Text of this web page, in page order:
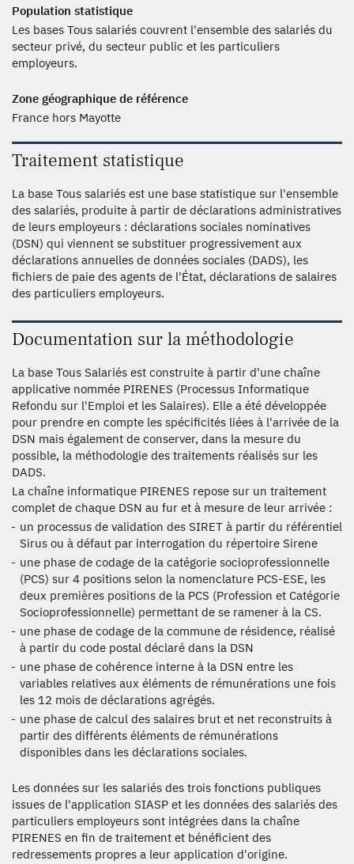
Population statistique
Les bases Tous salariés couvrent l'ensemble des salariés du
secteur privé, du secteur public et les particuliers
employeurs.
Zone géographique de référence
France hors Mayotte
Traitement statistique
La base Tous salariés est une base statistique sur l'ensemble
des salariés, produite à partir de déclarations administratives
de leurs employeurs : déclarations sociales nominatives
(DSN) qui viennent se substituer progressivement aux
déclarations annuelles de données sociales (DADS), les
fichiers de paie des agents de l'État, déclarations de salaires
des particuliers employeurs.
Documentation sur la méthodologie
La base Tous Salariés est construite à partir d'une chaîne
applicative nommée PIRENES (Processus Informatique
Refondu sur l'Emploi et les Salaires). Elle a été développée
pour prendre en compte les spécificités liées à l'arrivée de la
DSN mais également de conserver, dans la mesure du
possible, la méthodologie des traitements réalisés sur les
DADS.
La chaîne informatique PIRENES repose sur un traitement
complet de chaque DSN au fur et à mesure de leur arrivée :
un processus de validation des SIRET à partir du référentiel
Sirus ou à défaut par interrogation du répertoire Sirene
une phase de codage de la catégorie socioprofessionnelle
(PCS) sur 4 positions selon la nomenclature PCS-ESE, les
deux premières positions de la PCS (Profession et Catégorie
Socioprofessionnelle) permettant de se ramener à la CS.
une phase de codage de la commune de résidence, réalisé
à partir du code postal déclaré dans la DSN
une phase de cohérence interne à la DSN entre les
variables relatives aux éléments de rémunérations une fois
les 12 mois de déclarations agrégés.
une phase de calcul des salaires brut et net reconstruits à
partir des différents éléments de rémunérations
disponibles dans les déclarations sociales.
Les données sur les salariés des trois fonctions publiques
issues de l'application SIASP et les données des salariés des
particuliers employeurs sont intégrées dans la chaîne
PIRENES en fin de traitement et bénéficient des
redressements propres a leur application d'origine.